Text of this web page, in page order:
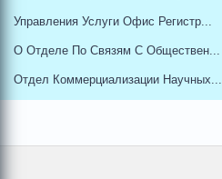
Управления Услуги Офис Регистр...
О Отделе По Связям С Обществен...
Отдел Коммерциализации Научных...